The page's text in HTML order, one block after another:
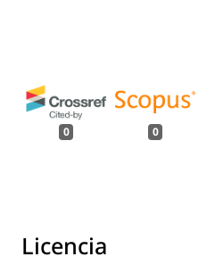
0 0
Licencia